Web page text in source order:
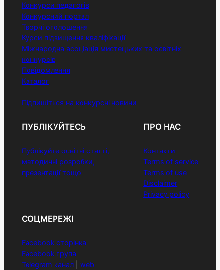
Конкурси педагогів
Конкурсний портал
Творчі оголошення
Курси підвищення кваліфікації
Міжнародна асоціація мистецьких та освітніх
конкурсів
Повідомлення
Каталог
Підпишіться на конкурсні новини
ПУБЛІКУЙТЕСЬ
Публікуйте освітні статті,
методичні розробки,
презентації тощо.
ПРО НАС
Контакти
Terms of service
Terms of use
Disclaimer
Privacy policy
СОЦМЕРЕЖІ
Facebook сторінка
Facebook група
Telegram канал| web